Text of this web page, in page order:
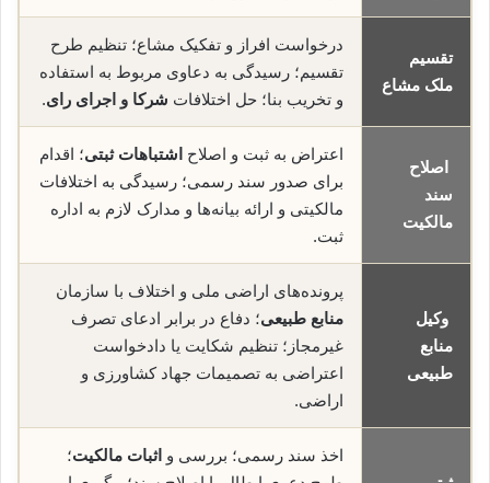
تقسیم
ملک مشاع
درخواست افراز و تفکیک مشاع؛ تنظیم طرح
تقسیم؛ رسیدگی به دعاوی مربوط به استفاده
و تخریب بنا؛ حل اختلافات شرکا و اجرای رای.
اصلاح
سند
مالکیت
اعتراض به ثبت و اصلاح اشتباهات ثبتی؛ اقدام
برای صدور سند رسمی؛ رسیدگی به اختلافات
مالکیتی و ارائه بیانه‌ها و مدارک لازم به اداره
ثبت.
وکیل
منابع
طبیعی
پرونده‌های اراضی ملی و اختلاف با سازمان
منابع طبیعی؛ دفاع در برابر ادعای تصرف
غیرمجاز؛ تنظیم شکایت یا دادخواست
اعتراضی به تصمیمات جهاد کشاورزی و
اراضی.
اخذ سند رسمی؛ بررسی و اثبات مالکیت؛